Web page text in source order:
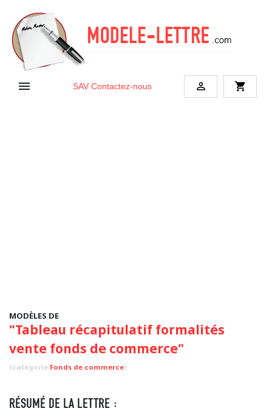
 SAV Contactez-nous  shopping_cart
MODÈLES DE
"Tableau récapitulatif formalités
vente fonds de commerce"
(categorie Fonds de commerce)
RÉSUMÉ DE LA LETTRE :